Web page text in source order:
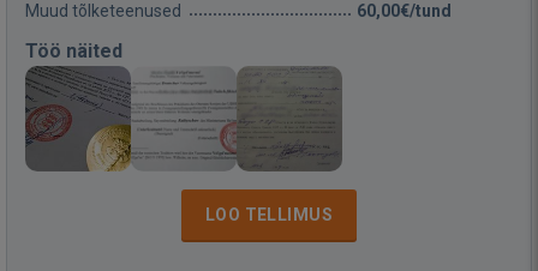
Muud tõlketeenused 60,00€/tund
Töö näited
LOO TELLIMUS